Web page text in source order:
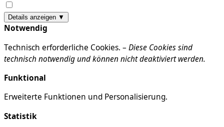
Details anzeigen ▼
Notwendig
Technisch erforderliche Cookies. – Diese Cookies sind
technisch notwendig und können nicht deaktiviert werden.
Funktional
Erweiterte Funktionen und Personalisierung.
Statistik